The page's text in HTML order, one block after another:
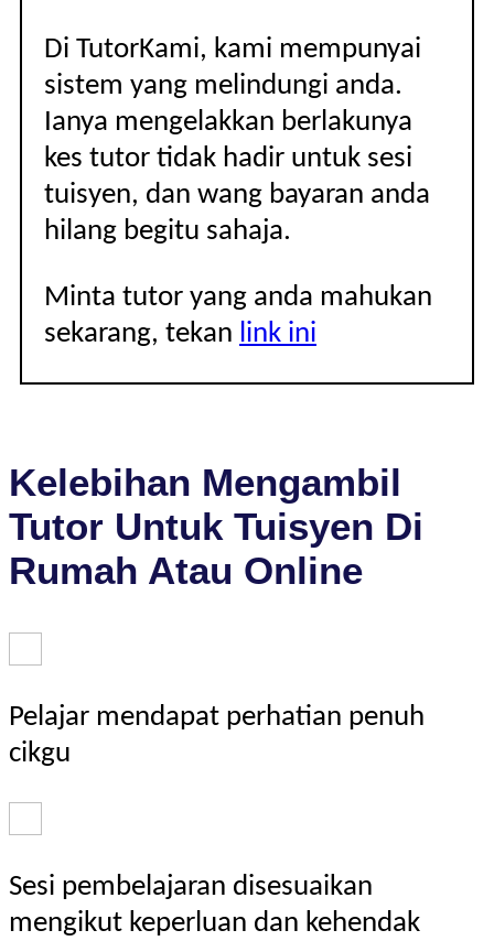
Di TutorKami, kami mempunyai
sistem yang melindungi anda.
Ianya mengelakkan berlakunya
kes tutor tidak hadir untuk sesi
tuisyen, dan wang bayaran anda
hilang begitu sahaja.
Minta tutor yang anda mahukan
sekarang, tekan link ini
Kelebihan Mengambil
Tutor Untuk Tuisyen Di
Rumah Atau Online
Pelajar mendapat perhatian penuh
cikgu
Sesi pembelajaran disesuaikan
mengikut keperluan dan kehendak